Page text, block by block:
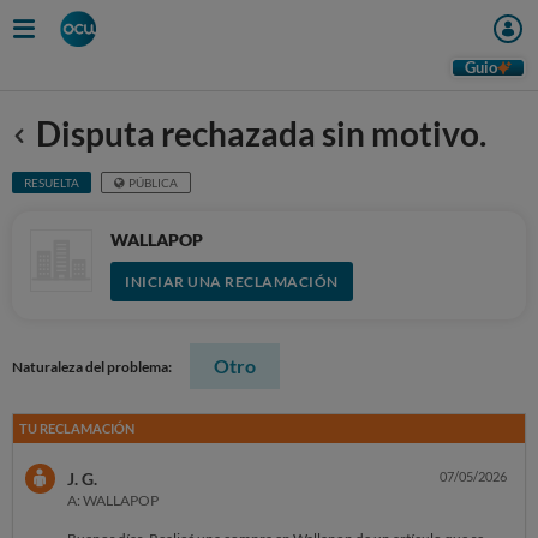
Guio
Anterior
Disputa rechazada sin motivo.
RESUELTA PÚBLICA
WALLAPOP
INICIAR UNA RECLAMACIÓN
Naturaleza del problema: Otro
TU RECLAMACIÓN
J. G.
A: WALLAPOP
07/05/2026